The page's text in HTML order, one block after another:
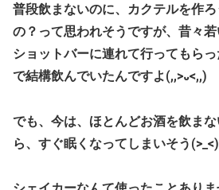
普段飲まないのに、カクテルを作
の？って思われそうですが、昔々
ショットバーに連れて行ってもら
で結構飲んでいたんですよ(,,>᎑<,,)
でも、今は、ほとんどお酒を飲ま
ら、すぐ眠くなってしまいそう(>_<)